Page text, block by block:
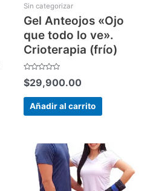
Sin categorizar
Gel Anteojos «Ojo
que todo lo ve».
Crioterapia (frío)
Valorado
con
de
$29,900.00
Añadir al carrito